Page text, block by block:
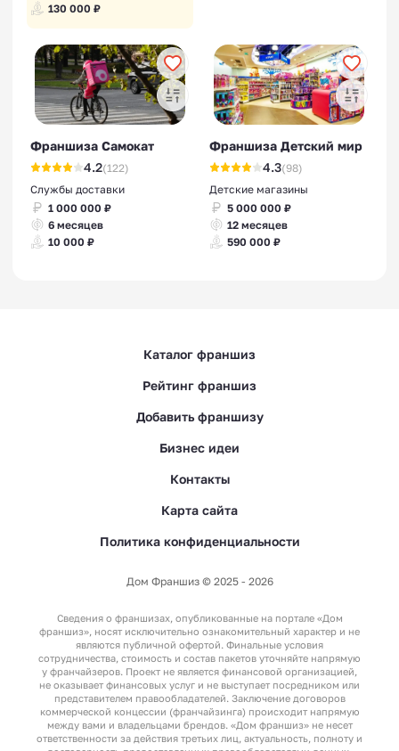
130 000 ₽
Франшиза Самокат
4.2(122)
Службы доставки
1 000 000 ₽
6 месяцев
10 000 ₽
Франшиза Детский мир
4.3(98)
Детские магазины
5 000 000 ₽
12 месяцев
590 000 ₽
Каталог франшиз
Рейтинг франшиз
Добавить франшизу
Бизнес идеи
Контакты
Карта сайта
Политика конфиденциальности
Дом Франшиз © 2025 - 2026